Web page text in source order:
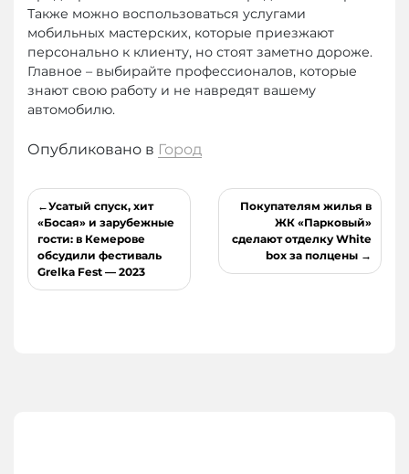
Также можно воспользоваться услугами
мобильных мастерских, которые приезжают
персонально к клиенту, но стоят заметно дороже.
Главное – выбирайте профессионалов, которые
знают свою работу и не навредят вашему
автомобилю.
Опубликовано в Город
Навигация
по
записям
Усатый спуск, хит
«Босая» и зарубежные
гости: в Кемерове
обсудили фестиваль
Grelka Fest — 2023
Покупателям жилья в
ЖК «Парковый»
сделают отделку White
box за полцены